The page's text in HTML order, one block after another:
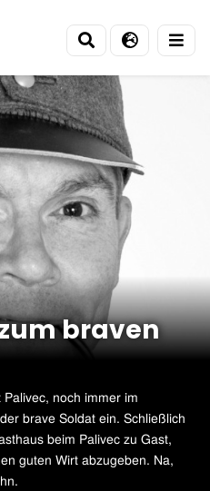
braven
noch immer im
brave Soldat ein. Schließlich
beim Palivec zu Gast,
guten Wirt abzugeben. Na,